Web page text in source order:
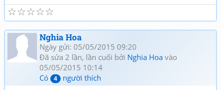
☆
☆
☆
☆
☆
Nghia Hoa
Ngày gửi: 05/05/2015 09:20
Đã sửa 2 lần, lần cuối bởi Nghia Hoa vào
05/05/2015 10:14
Có
4 người thích